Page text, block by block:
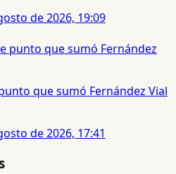
de 2026, 19:09
que sumó Fernández Vial
de 2026, 17:41